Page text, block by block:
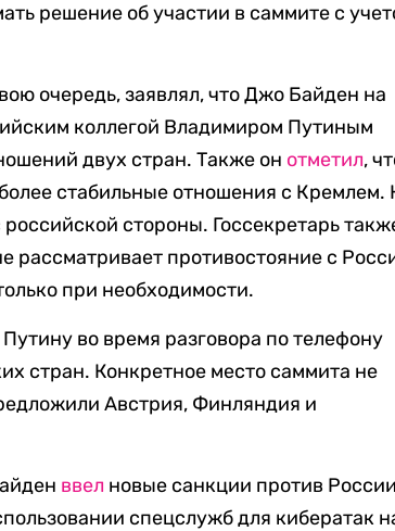
решение об участии в саммите с
очередь, заявлял, что Джо Байден на
коллегой Владимиром Путиным
двух стран. Также он отметил,
стабильные отношения с Кремлем.
стороны. Госсекретарь
рассматривает противостояние с
при необходимости.
Путину во время разговора по телефону
стран. Конкретное место саммита не
Австрия, Финляндия и
ввел новые санкции против
спецслужб для кибератак